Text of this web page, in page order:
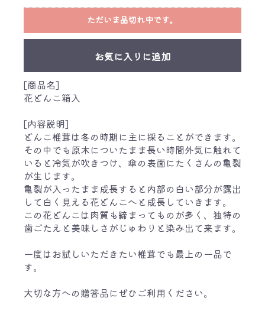
ただいま品切れ中です。
お気に入りに追加
[商品名]
花どんこ箱入
[内容説明]
どんこ椎茸は冬の時期に主に採ることができます。
その中でも原木についたまま長い時間外気に触れて
いると冷気が吹きつけ、傘の表面にたくさんの亀裂
が生じます。
亀裂が入ったまま成長すると内部の白い部分が露出
して白く見える花どんこへと成長していきます。
この花どんこは肉質も締まってものが多く、独特の
歯ごたえと美味しさがじゅわりと染み出て来ます。
一度はお試しいただきたい椎茸でも最上の一品で
す。
大切な方への贈答品にぜひご利用ください。